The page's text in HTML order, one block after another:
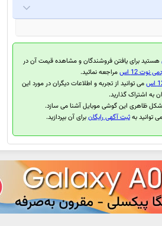
هستید برای یافتن فروشندگان و مشاهده قیمت آن در
12 اس
مراجعه نمائید.
می توانید از تجربه و اطلاعات دیگران در مورد این
به اشتراک گذارید.
شکل ظاهری این گوشی موبایل آشنا می سازد.
ثبت آگهی رایگانبرای آن بپردازید.